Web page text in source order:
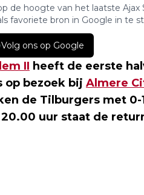
de hoogte van het laatste
favoriete bron in Google in te
Volg ons op Google
II heeft de eerste
op bezoek bij Almere
de Tilburgers met
uur staat de